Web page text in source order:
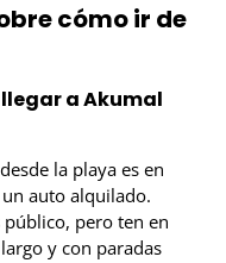
cómo ir de
llegar a Akumal
la playa es en
auto alquilado.
pero ten en
y con paradas